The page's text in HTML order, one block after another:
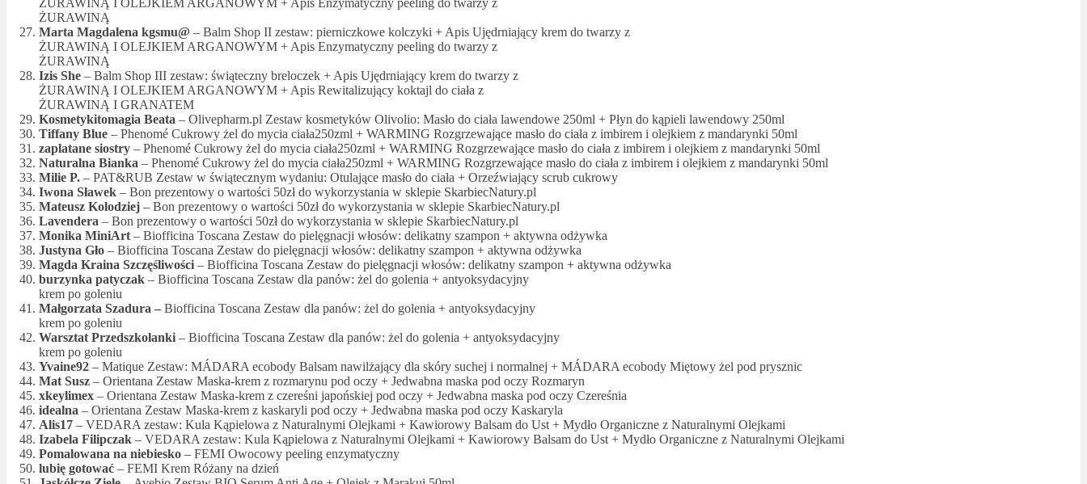
ŻURAWINĄ
Marta Magdalena kgsmu@ – Balm Shop II zestaw: pierniczkowe kolczyki + Apis Ujędrniający krem do twarzy z
ŻURAWINĄ I OLEJKIEM ARGANOWYM + Apis Enzymatyczny peeling do twarzy z
ŻURAWINĄ
Izis She – Balm Shop III zestaw: świąteczny breloczek + Apis Ujędrniający krem do twarzy z
ŻURAWINĄ I OLEJKIEM ARGANOWYM + Apis Rewitalizujący koktajl do ciała z
ŻURAWINĄ I GRANATEM
Kosmetykitomagia Beata – Olivepharm.pl Zestaw kosmetyków Olivolio: Masło do ciała lawendowe 250ml + Płyn do kąpieli lawendowy 250ml
Tiffany Blue – Phenomé Cukrowy żel do mycia ciała250zml + WARMING Rozgrzewające masło do ciała z imbirem i olejkiem z mandarynki 50ml
zaplatane siostry – Phenomé Cukrowy żel do mycia ciała250zml + WARMING Rozgrzewające masło do ciała z imbirem i olejkiem z mandarynki 50ml
Naturalna Bianka – Phenomé Cukrowy żel do mycia ciała250zml + WARMING Rozgrzewające masło do ciała z imbirem i olejkiem z mandarynki 50ml
Milie P. – PAT&RUB Zestaw w świątecznym wydaniu: Otulające masło do ciała + Orzeźwiający scrub cukrowy
Iwona Sławek – Bon prezentowy o wartości 50zł do wykorzystania w sklepie SkarbiecNatury.pl
Mateusz Kolodziej – Bon prezentowy o wartości 50zł do wykorzystania w sklepie SkarbiecNatury.pl
Lavendera – Bon prezentowy o wartości 50zł do wykorzystania w sklepie SkarbiecNatury.pl
Monika MiniArt – Biofficina Toscana Zestaw do pielęgnacji włosów: delikatny szampon + aktywna odżywka
Justyna Gło – Biofficina Toscana Zestaw do pielęgnacji włosów: delikatny szampon + aktywna odżywka
Magda Kraina Szczęśliwości – Biofficina Toscana Zestaw do pielęgnacji włosów: delikatny szampon + aktywna odżywka
burzynka patyczak – Biofficina Toscana Zestaw dla panów: żel do golenia + antyoksydacyjny
krem po goleniu
Małgorzata Szadura – Biofficina Toscana Zestaw dla panów: żel do golenia + antyoksydacyjny
krem po goleniu
Warsztat Przedszkolanki – Biofficina Toscana Zestaw dla panów: żel do golenia + antyoksydacyjny
krem po goleniu
Yvaine92 – Matique Zestaw: MÁDARA ecobody Balsam nawilżający dla skóry suchej i normalnej + MÁDARA ecobody Miętowy żel pod prysznic
Mat Susz – Orientana Zestaw Maska-krem z rozmarynu pod oczy + Jedwabna maska pod oczy Rozmaryn
xkeylimex – Orientana Zestaw Maska-krem z czereśni japońskiej pod oczy + Jedwabna maska pod oczy Czereśnia
idealna – Orientana Zestaw Maska-krem z kaskaryli pod oczy + Jedwabna maska pod oczy Kaskaryla
Alis17 – VEDARA zestaw: Kula Kąpielowa z Naturalnymi Olejkami + Kawiorowy Balsam do Ust + Mydło Organiczne z Naturalnymi Olejkami
Izabela Filipczak – VEDARA zestaw: Kula Kąpielowa z Naturalnymi Olejkami + Kawiorowy Balsam do Ust + Mydło Organiczne z Naturalnymi Olejkami
Pomalowana na niebiesko – FEMI Owocowy peeling enzymatyczny
lubię gotować – FEMI Krem Różany na dzień